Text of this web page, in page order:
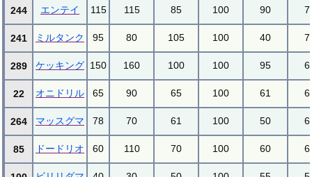
244 エンテイ 115 115 85 100 90
241 ミルタンク 95 80 105 100 40
289 ケッキング 150 160 100 100 95
22 オニドリル 65 90 65 100 61
264 マッスグマ 78 70 61 100 50
85 ドードリオ 60 110 70 100 60